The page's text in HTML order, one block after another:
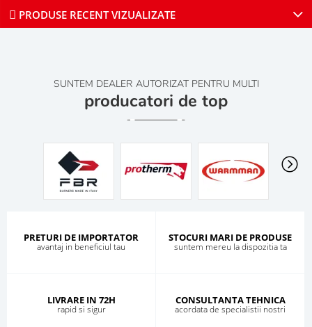
PRODUSE RECENT VIZUALIZATE
SUNTEM DEALER AUTORIZAT PENTRU MULTI
producatori de top
PRETURI DE IMPORTATOR
avantaj in beneficiul tau
STOCURI MARI DE PRODUSE
suntem mereu la dispozitia ta
LIVRARE IN 72H
rapid si sigur
CONSULTANTA TEHNICA
acordata de specialistii nostri